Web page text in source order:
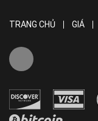
TRANG CHỦ GIÁ